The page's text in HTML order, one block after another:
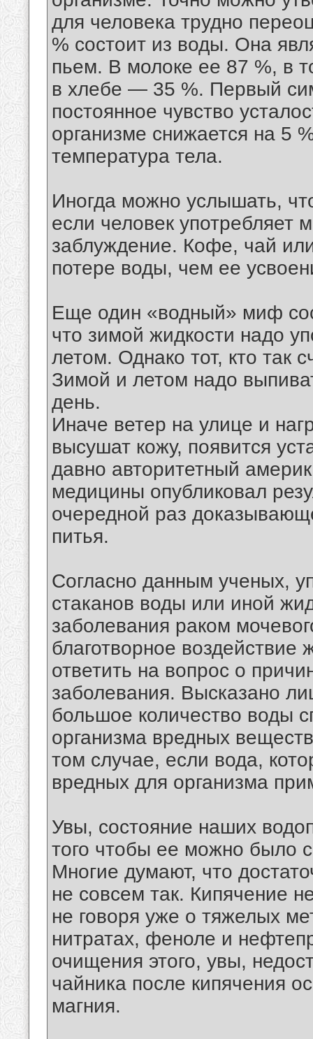
для человека трудно
% состоит из воды. Она
пьем. В молоке ее 87 %, в
в хлебе — 35 %. Первый
постоянное чувство
организме снижается на 5
температура тела.
Иногда можно услышать,
если человек употребляет
заблуждение. Кофе, чай
потере воды, чем ее
Еще один «водный» миф
что зимой жидкости надо
летом. Однако тот, кто так
Зимой и летом надо
день.
Иначе ветер на улице и
высушат кожу, появится
давно авторитетный
медицины опубликовал
очередной раз
питья.
Согласно данным ученых,
стаканов воды или иной
заболевания раком
благотворное воздействие
ответить на вопрос о
заболевания. Высказано
большое количество воды
организма вредных
том случае, если вода,
вредных для организма
Увы, состояние наших
того чтобы ее можно было
Многие думают, что
не совсем так. Кипячение
не говоря уже о тяжелых
нитратах, феноле и
очищения этого, увы,
чайника после кипячения
магния.